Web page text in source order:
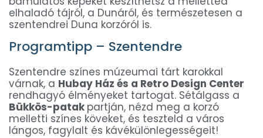
elhaladó tájról, a Dunáról, és természetesen a
szentendrei Duna korzóról is.
Programtipp – Szentendre
Szentendre színes múzeumai tárt karokkal
várnak, a Hubay Ház és a Retro Design Center
rendhagyó élményeket tartogat. Sétálgass a
Bükkös-patak partján, nézd meg a korzó
melletti színes köveket, és teszteld a város
lángos, fagylalt és kávékülönlegességeit!